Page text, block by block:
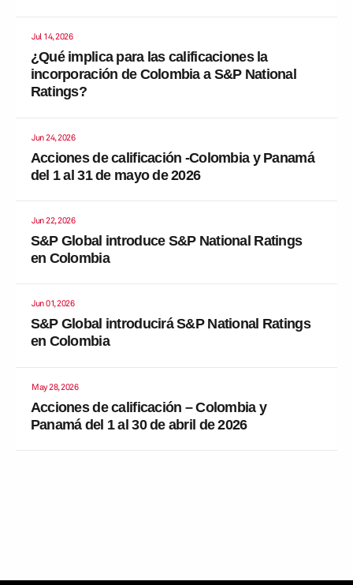
Jul 14, 2026
¿Qué implica para las calificaciones la
incorporación de Colombia a S&P National
Ratings?
Jun 24, 2026
Acciones de calificación -Colombia y Panamá
del 1 al 31 de mayo de 2026
Jun 22, 2026
S&P Global introduce S&P National Ratings
en Colombia
Jun 01, 2026
S&P Global introducirá S&P National Ratings
en Colombia
May 28, 2026
Acciones de calificación – Colombia y
Panamá del 1 al 30 de abril de 2026